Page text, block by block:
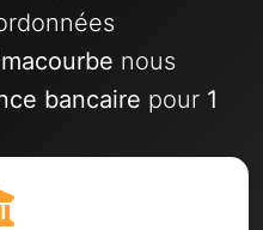
nous
bancaire pour 1